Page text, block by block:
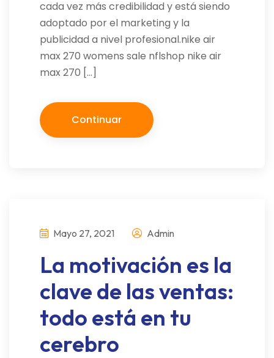
cada vez más credibilidad y está siendo
adoptado por el marketing y la
publicidad a nivel profesional.nike air
max 270 womens sale nflshop nike air
max 270 […]
Continuar
Mayo 27, 2021 Admin
La motivación es la
clave de las ventas:
todo está en tu
cerebro